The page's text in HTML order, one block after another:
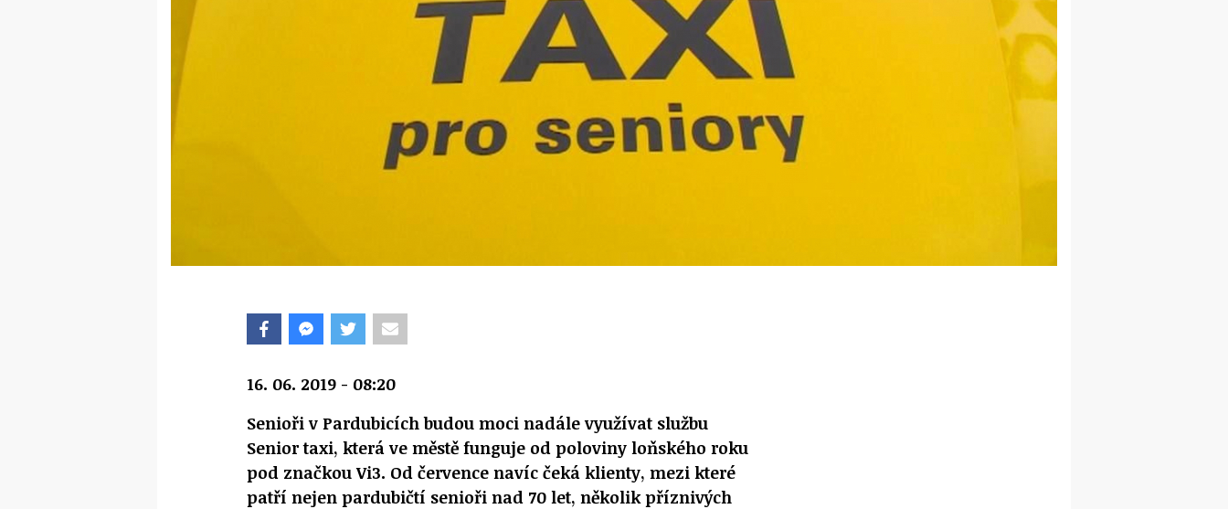
16. 06. 2019 - 08:20
Senioři v Pardubicích budou moci nadále využívat službu
Senior taxi, která ve městě funguje od poloviny loňského roku
pod značkou Vi3. Od července navíc čeká klienty, mezi které
patří nejen pardubičtí senioři nad 70 let, několik příznivých